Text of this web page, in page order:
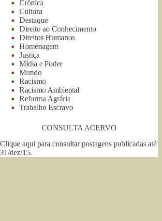
Crônica
Cultura
Destaque
Direito ao Conhecimento
Direitos Humanos
Homenagem
Justiça
Mídia e Poder
Mundo
Racismo
Racismo Ambiental
Reforma Agrária
Trabalho Escravo
CONSULTA ACERVO
Clique aqui para consultar postagens publicadas até
31/dez/15.